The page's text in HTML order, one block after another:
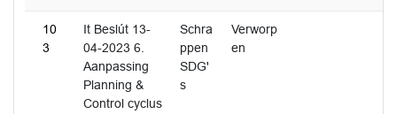
10
3
It Beslút 13-
04-2023 6.
Aanpassing
Planning &
Control cyclus
Schra
ppen
SDG'
s
Verworp
en